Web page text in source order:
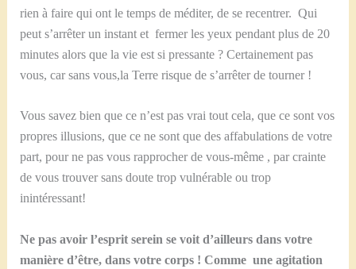
rien à faire qui ont le temps de méditer, de se recentrer. Qui
peut s’arrêter un instant et fermer les yeux pendant plus de 20
minutes alors que la vie est si pressante ? Certainement pas
vous, car sans vous,la Terre risque de s’arrêter de tourner !
Vous savez bien que ce n’est pas vrai tout cela, que ce sont vos
propres illusions, que ce ne sont que des affabulations de votre
part, pour ne pas vous rapprocher de vous-même , par crainte
de vous trouver sans doute trop vulnérable ou trop
inintéressant!
Ne pas avoir l’esprit serein se voit d’ailleurs dans votre
manière d’être, dans votre corps ! Comme une agitation